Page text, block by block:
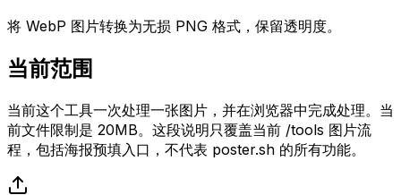
将 WebP 图片转换为无损 PNG 格式，保留透明度。
当前范围
当前这个工具一次处理一张图片，并在浏览器中完成处理。当
前文件限制是 20MB。这段说明只覆盖当前 /tools 图片流
程，包括海报预填入口，不代表 poster.sh 的所有功能。